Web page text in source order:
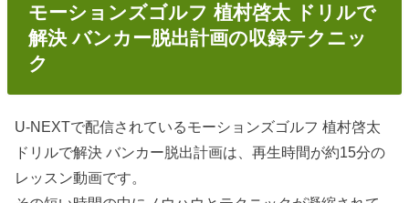
モーションズゴルフ 植村啓太 ドリルで
解決 バンカー脱出計画の収録テクニッ
ク
U-NEXTで配信されているモーションズゴルフ 植村啓太
ドリルで解決 バンカー脱出計画は、再生時間が約15分の
レッスン動画です。